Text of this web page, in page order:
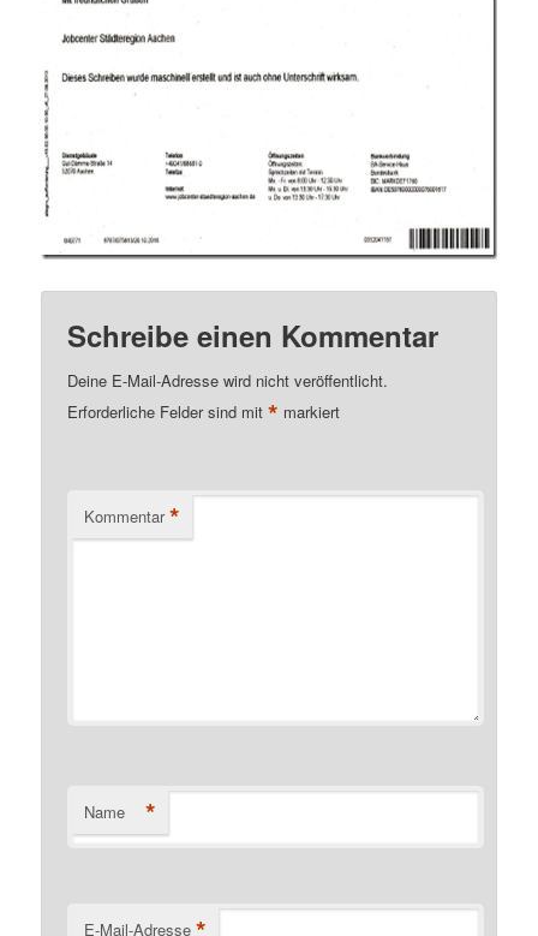
Schreibe einen Kommentar
Deine E-Mail-Adresse wird nicht veröffentlicht.
Erforderliche Felder sind mit* markiert
Kommentar *
Name *
E-Mail-Adresse